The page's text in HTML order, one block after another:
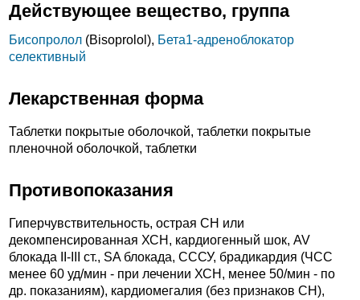
Действующее вещество, группа
Бисопролол (Bisoprolol), Бета1-адреноблокатор
селективный
Лекарственная форма
Таблетки покрытые оболочкой, таблетки покрытые
пленочной оболочкой, таблетки
Противопоказания
Гиперчувствительность, острая СН или
декомпенсированная ХСН, кардиогенный шок, AV
блокада II-III ст., SA блокада, СССУ, брадикардия (ЧСС
менее 60 уд/мин - при лечении ХСН, менее 50/мин - по
др. показаниям), кардиомегалия (без признаков СН),